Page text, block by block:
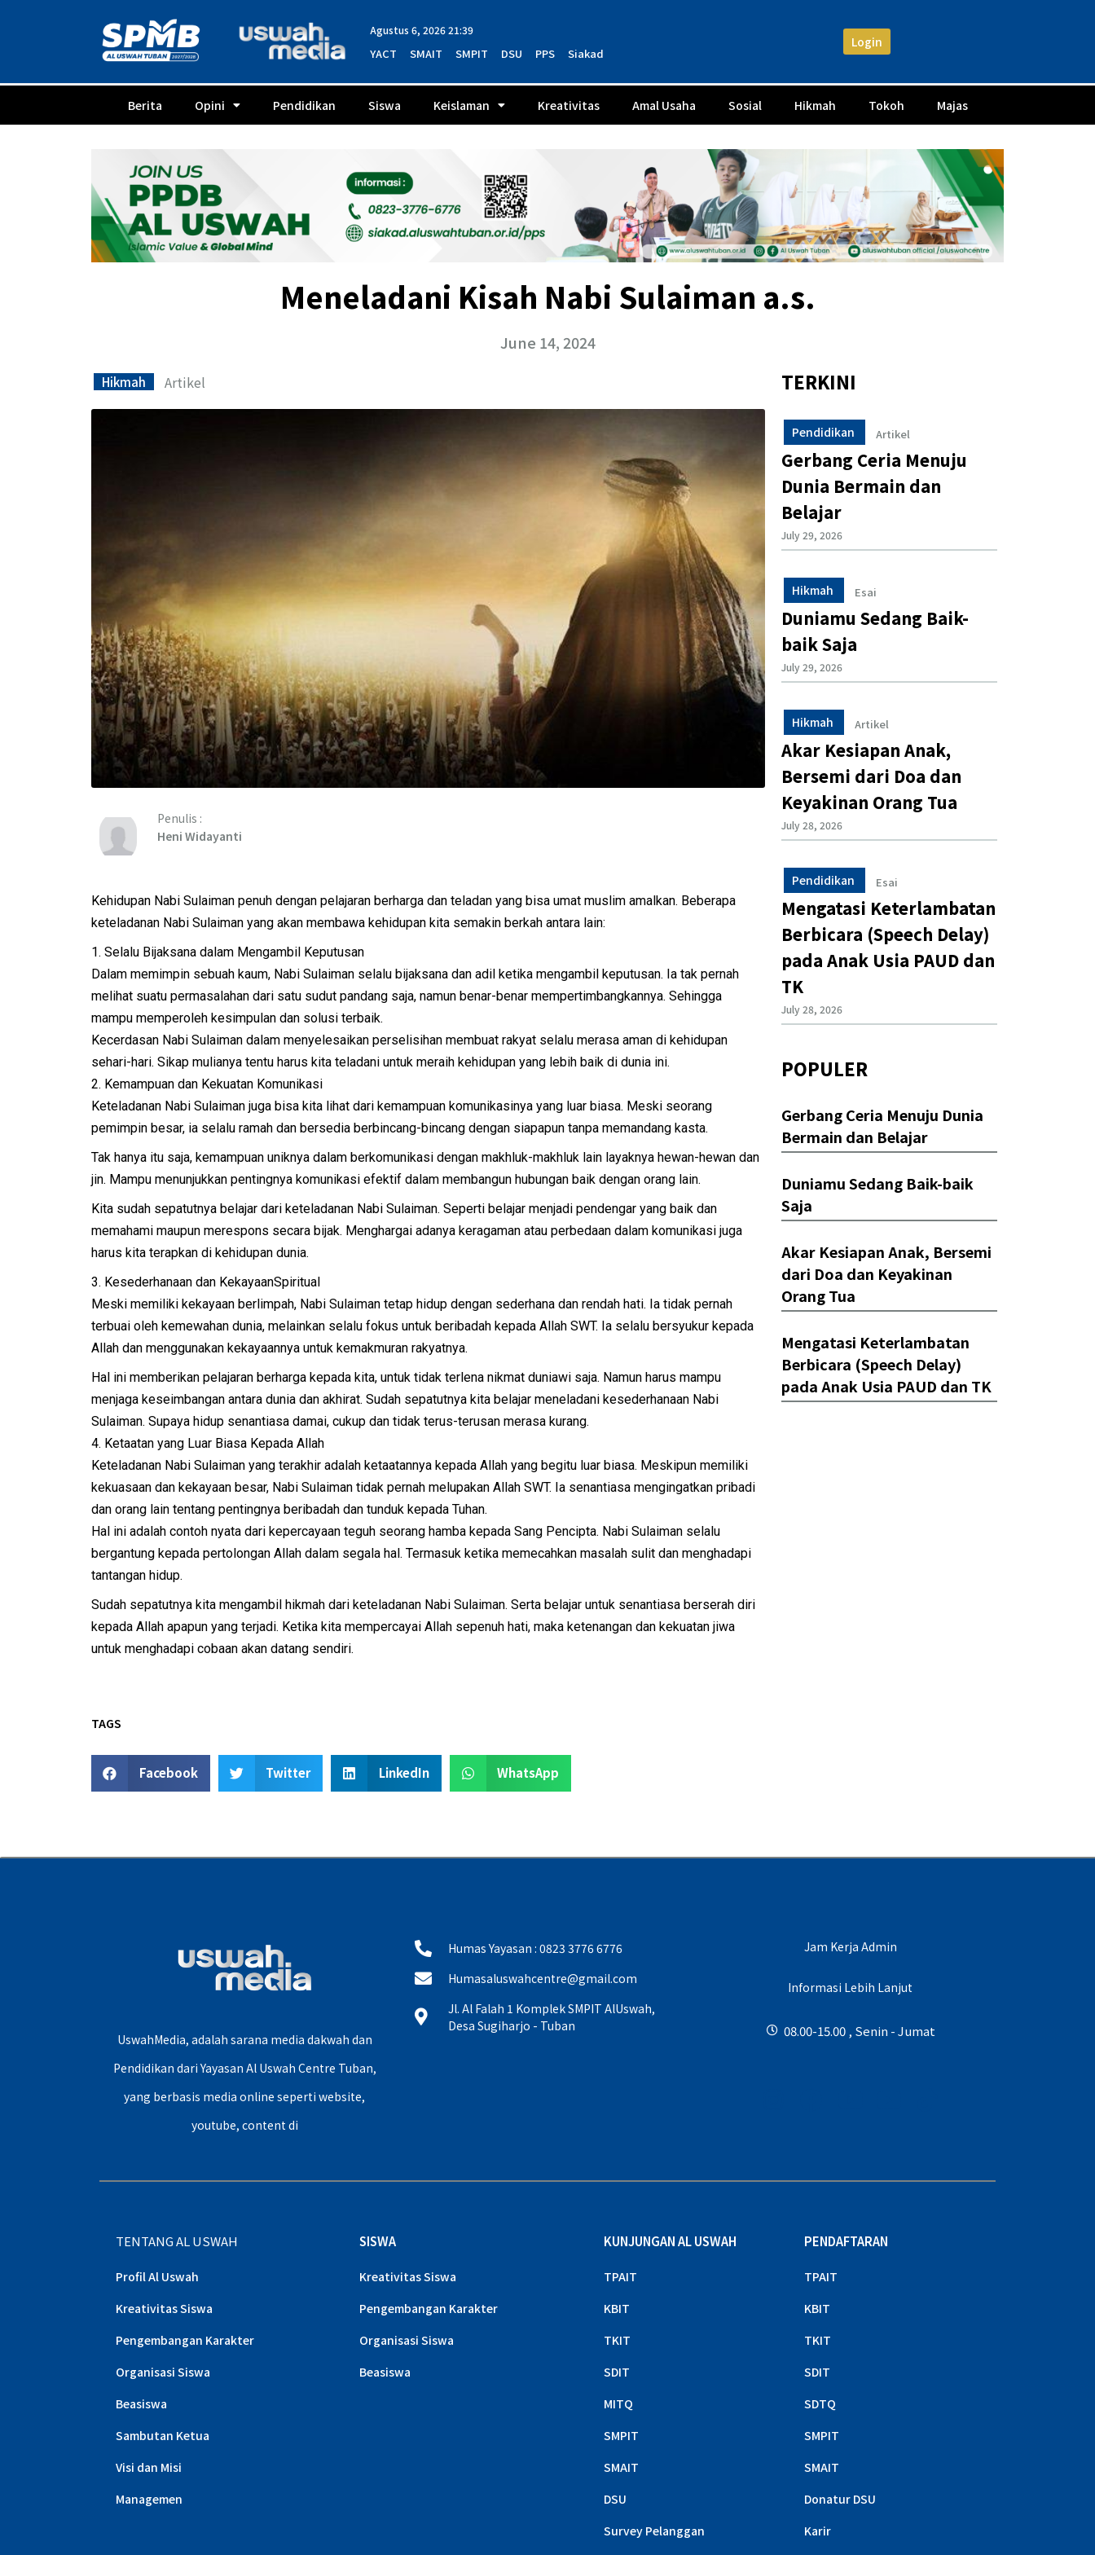
Login
Agustus 6, 2026 21:39
YACT SMAIT SMPIT DSU PPS Siakad
Berita Opini Pendidikan Siswa Keislaman Kreativitas Amal Usaha Sosial Hikmah Tokoh Majas
Meneladani Kisah Nabi Sulaiman a.s.
June 14, 2024
Hikmah Artikel
Penulis :
Heni Widayanti
Kehidupan Nabi Sulaiman penuh dengan pelajaran berharga dan teladan yang bisa umat muslim amalkan. Beberapa
keteladanan Nabi Sulaiman yang akan membawa kehidupan kita semakin berkah antara lain:
1. Selalu Bijaksana dalam Mengambil Keputusan
Dalam memimpin sebuah kaum, Nabi Sulaiman selalu bijaksana dan adil ketika mengambil keputusan. Ia tak pernah
melihat suatu permasalahan dari satu sudut pandang saja, namun benar-benar mempertimbangkannya. Sehingga
mampu memperoleh kesimpulan dan solusi terbaik.
Kecerdasan Nabi Sulaiman dalam menyelesaikan perselisihan membuat rakyat selalu merasa aman di kehidupan
sehari-hari. Sikap mulianya tentu harus kita teladani untuk meraih kehidupan yang lebih baik di dunia ini.
2. Kemampuan dan Kekuatan Komunikasi
Keteladanan Nabi Sulaiman juga bisa kita lihat dari kemampuan komunikasinya yang luar biasa. Meski seorang
pemimpin besar, ia selalu ramah dan bersedia berbincang-bincang dengan siapapun tanpa memandang kasta.
Tak hanya itu saja, kemampuan uniknya dalam berkomunikasi dengan makhluk-makhluk lain layaknya hewan-hewan dan
jin. Mampu menunjukkan pentingnya komunikasi efektif dalam membangun hubungan baik dengan orang lain.
Kita sudah sepatutnya belajar dari keteladanan Nabi Sulaiman. Seperti belajar menjadi pendengar yang baik dan
memahami maupun merespons secara bijak. Menghargai adanya keragaman atau perbedaan dalam komunikasi juga
harus kita terapkan di kehidupan dunia.
3. Kesederhanaan dan KekayaanSpiritual
Meski memiliki kekayaan berlimpah, Nabi Sulaiman tetap hidup dengan sederhana dan rendah hati. Ia tidak pernah
terbuai oleh kemewahan dunia, melainkan selalu fokus untuk beribadah kepada Allah SWT. Ia selalu bersyukur kepada
Allah dan menggunakan kekayaannya untuk kemakmuran rakyatnya.
Hal ini memberikan pelajaran berharga kepada kita, untuk tidak terlena nikmat duniawi saja. Namun harus mampu
menjaga keseimbangan antara dunia dan akhirat. Sudah sepatutnya kita belajar meneladani kesederhanaan Nabi
Sulaiman. Supaya hidup senantiasa damai, cukup dan tidak terus-terusan merasa kurang.
4. Ketaatan yang Luar Biasa Kepada Allah
Keteladanan Nabi Sulaiman yang terakhir adalah ketaatannya kepada Allah yang begitu luar biasa. Meskipun memiliki
kekuasaan dan kekayaan besar, Nabi Sulaiman tidak pernah melupakan Allah SWT. Ia senantiasa mengingatkan pribadi
dan orang lain tentang pentingnya beribadah dan tunduk kepada Tuhan.
Hal ini adalah contoh nyata dari kepercayaan teguh seorang hamba kepada Sang Pencipta. Nabi Sulaiman selalu
bergantung kepada pertolongan Allah dalam segala hal. Termasuk ketika memecahkan masalah sulit dan menghadapi
tantangan hidup.
Sudah sepatutnya kita mengambil hikmah dari keteladanan Nabi Sulaiman. Serta belajar untuk senantiasa berserah diri
kepada Allah apapun yang terjadi. Ketika kita mempercayai Allah sepenuh hati, maka ketenangan dan kekuatan jiwa
untuk menghadapi cobaan akan datang sendiri.
TAGS
Facebook Twitter LinkedIn WhatsApp
TERKINI
Pendidikan Artikel
Gerbang Ceria Menuju
Dunia Bermain dan
Belajar
July 29, 2026
Hikmah Esai
Duniamu Sedang Baik-
baik Saja
July 29, 2026
Hikmah Artikel
Akar Kesiapan Anak,
Bersemi dari Doa dan
Keyakinan Orang Tua
July 28, 2026
Pendidikan Esai
Mengatasi Keterlambatan
Berbicara (Speech Delay)
pada Anak Usia PAUD dan
TK
July 28, 2026
POPULER
Gerbang Ceria Menuju Dunia
Bermain dan Belajar
Duniamu Sedang Baik-baik
Saja
Akar Kesiapan Anak, Bersemi
dari Doa dan Keyakinan
Orang Tua
Mengatasi Keterlambatan
Berbicara (Speech Delay)
pada Anak Usia PAUD dan TK
UswahMedia, adalah sarana media dakwah dan
Pendidikan dari Yayasan Al Uswah Centre Tuban,
yang berbasis media online seperti website,
youtube, content di
Humas Yayasan : 0823 3776 6776
Humasaluswahcentre@gmail.com
Jl. Al Falah 1 Komplek SMPIT AlUswah,
Desa Sugiharjo - Tuban
Jam Kerja Admin
Informasi Lebih Lanjut
08.00-15.00 , Senin - Jumat
TENTANG AL USWAH
Profil Al Uswah
Kreativitas Siswa
Pengembangan Karakter
Organisasi Siswa
Beasiswa
Sambutan Ketua
Visi dan Misi
Managemen
SISWA
Kreativitas Siswa
Pengembangan Karakter
Organisasi Siswa
Beasiswa
KUNJUNGAN AL USWAH
TPAIT
KBIT
TKIT
SDIT
MITQ
SMPIT
SMAIT
DSU
Survey Pelanggan
PENDAFTARAN
TPAIT
KBIT
TKIT
SDIT
SDTQ
SMPIT
SMAIT
Donatur DSU
Karir